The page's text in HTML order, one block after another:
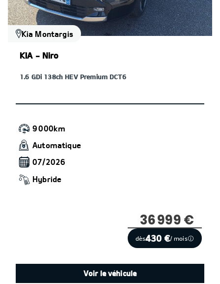
Kia Montargis
KIA - Niro
1.6 GDi 138ch HEV Premium DCT6
9 000km
Automatique
07/2026
Hybride
36 999 €
dès430 €/ mois
Voir le véhicule